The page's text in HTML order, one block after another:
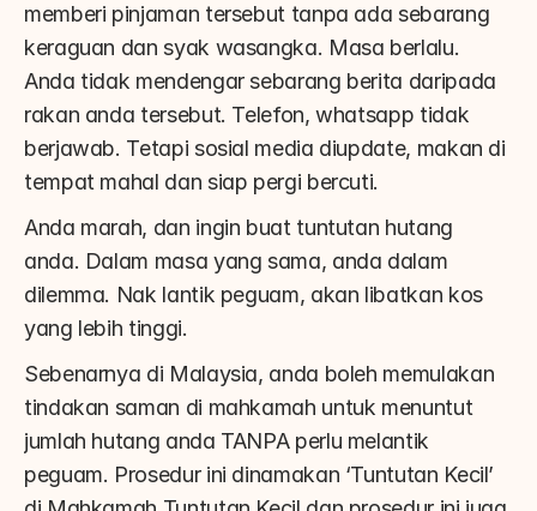
memberi pinjaman tersebut tanpa ada sebarang
keraguan dan syak wasangka. Masa berlalu.
Anda tidak mendengar sebarang berita daripada
rakan anda tersebut. Telefon, whatsapp tidak
berjawab. Tetapi sosial media diupdate, makan di
tempat mahal dan siap pergi bercuti.
Anda marah, dan ingin buat tuntutan hutang
anda. Dalam masa yang sama, anda dalam
dilemma. Nak lantik peguam, akan libatkan kos
yang lebih tinggi.
Sebenarnya di Malaysia, anda boleh memulakan
tindakan saman di mahkamah untuk menuntut
jumlah hutang anda TANPA perlu melantik
peguam. Prosedur ini dinamakan ‘Tuntutan Kecil’